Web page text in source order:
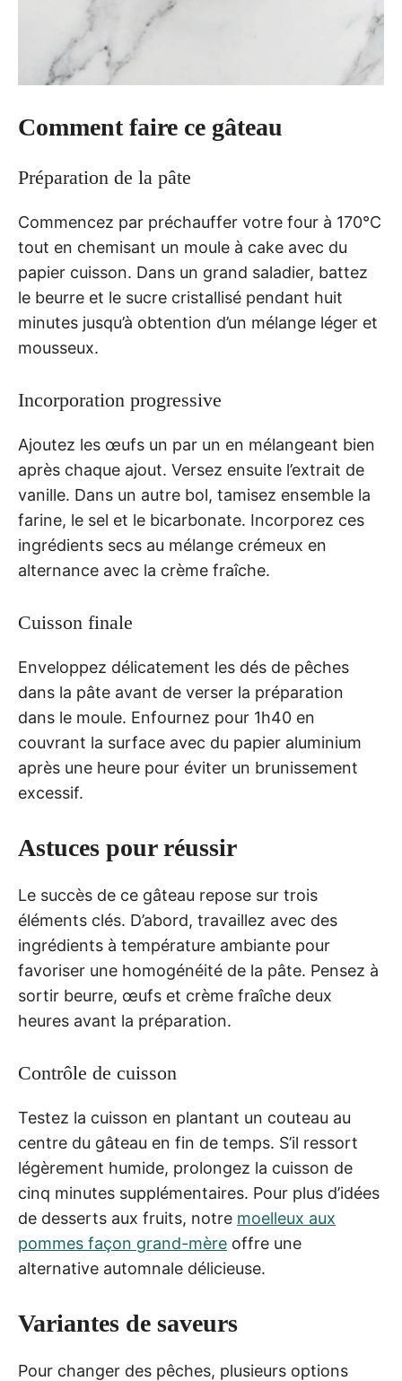
Comment faire ce gâteau
Préparation de la pâte
Commencez par préchauffer votre four à 170°C
tout en chemisant un moule à cake avec du
papier cuisson. Dans un grand saladier, battez
le beurre et le sucre cristallisé pendant huit
minutes jusqu’à obtention d’un mélange léger et
mousseux.
Incorporation progressive
Ajoutez les œufs un par un en mélangeant bien
après chaque ajout. Versez ensuite l’extrait de
vanille. Dans un autre bol, tamisez ensemble la
farine, le sel et le bicarbonate. Incorporez ces
ingrédients secs au mélange crémeux en
alternance avec la crème fraîche.
Cuisson finale
Enveloppez délicatement les dés de pêches
dans la pâte avant de verser la préparation
dans le moule. Enfournez pour 1h40 en
couvrant la surface avec du papier aluminium
après une heure pour éviter un brunissement
excessif.
Astuces pour réussir
Le succès de ce gâteau repose sur trois
éléments clés. D’abord, travaillez avec des
ingrédients à température ambiante pour
favoriser une homogénéité de la pâte. Pensez à
sortir beurre, œufs et crème fraîche deux
heures avant la préparation.
Contrôle de cuisson
Testez la cuisson en plantant un couteau au
centre du gâteau en fin de temps. S’il ressort
légèrement humide, prolongez la cuisson de
cinq minutes supplémentaires. Pour plus d’idées
de desserts aux fruits, notre moelleux aux
pommes façon grand-mère offre une
alternative automnale délicieuse.
Variantes de saveurs
Pour changer des pêches, plusieurs options